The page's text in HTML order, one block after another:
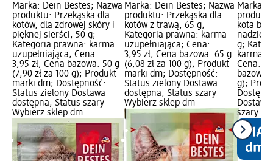
Marka: Dein Bestes; Nazwa
produktu: Przekąska dla
kotów, dla zdrowej skóry i
pięknej sierści, 50 g;
Kategoria prawna: karma
uzupełniająca; Cena:
3,95 zł; Cena bazowa: 50 g
(7,90 zł za 100 g); Produkt
marki dm; Dostępność:
Status zielony Dostawa
dostępna, Status szary
Wybierz sklep dm
Marka: Dein Bestes; Nazwa
produktu: Przekąska dla
kotów z trawą, 65 g;
Kategoria prawna: karma
uzupełniająca; Cena:
3,95 zł; Cena bazowa: 65 g
(6,08 zł za 100 g); Produkt
marki dm; Dostępność:
Status zielony Dostawa
dostępna, Status szary
Wybierz sklep dm
Marka:
kota
g;
karma
Cena:
bazowa:
g);
szary